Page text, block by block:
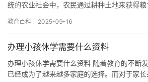
统的农业社会中，农民通过耕种土地来获得
加速…
教育百科 2025-09-16
办理小孩休学需要什么资料
办理小孩休学需要什么资料 随着教育的不断
已经成为了越来越多家庭的选择。而对于家